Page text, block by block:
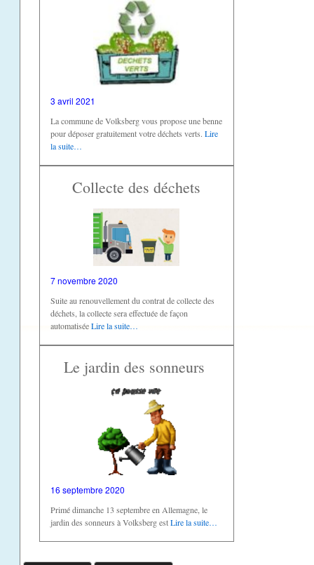
3 avril 2021
La commune de Volksberg vous propose une benne
pour déposer gratuitement votre déchets verts. Lire
la suite…
Collecte des déchets
7 novembre 2020
Suite au renouvellement du contrat de collecte des
déchets, la collecte sera effectuée de façon
automatiséeLire la suite…
Le jardin des sonneurs
16 septembre 2020
Primé dimanche 13 septembre en Allemagne, le
jardin des sonneurs à Volksberg estLire la suite…